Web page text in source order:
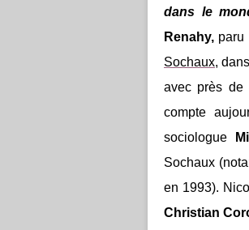
dans le
Renahy, paru
Sochaux,
avec près de
compte
sociologue
Sochaux
en 1993).
Christian